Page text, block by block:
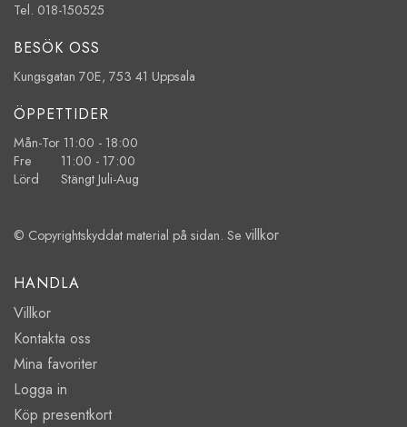
Tel. 018-150525
BESÖK OSS
Kungsgatan 70E, 753 41 Uppsala
ÖPPETTIDER
Mån-Tor 11:00 - 18:00
Fre 11:00 - 17:00
Lörd Stängt Juli-Aug
© Copyrightskyddat material på sidan. Se villkor
HANDLA
Villkor
Kontakta oss
Mina favoriter
Logga in
Köp presentkort